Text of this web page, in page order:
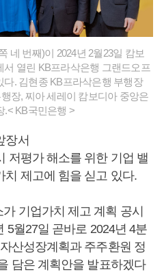
네 번째)이 2024년 2월23일 캄보
열린 KB프라삭은행 그랜드오프
. 김현종 KB프라삭은행 부행장
장, 찌아 세레이 캄보디아 중앙은
.< KB국민은행 >
장서
저평가 해소를 위한 기업 밸
치 제고에 힘을 싣고 있다.
기업가치 제고 계획 공시
5월27일 곧바로 2024년 4분
산성장계획과 주주환원 정
담은 계획안을 발표하겠다